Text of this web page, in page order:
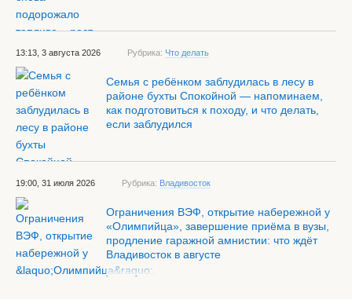
13:13, 3 августа 2026 Рубрика: Что делать
Семья с ребёнком заблудилась в лесу в
районе бухты Спокойной — напоминаем,
как подготовиться к походу, и что делать,
если заблудился
19:00, 31 июля 2026 Рубрика: Владивосток
Ограничения ВЭФ, открытие набережной у
«Олимпийца», завершение приёма в вузы,
продление гаражной амнистии: что ждёт
Владивосток в августе